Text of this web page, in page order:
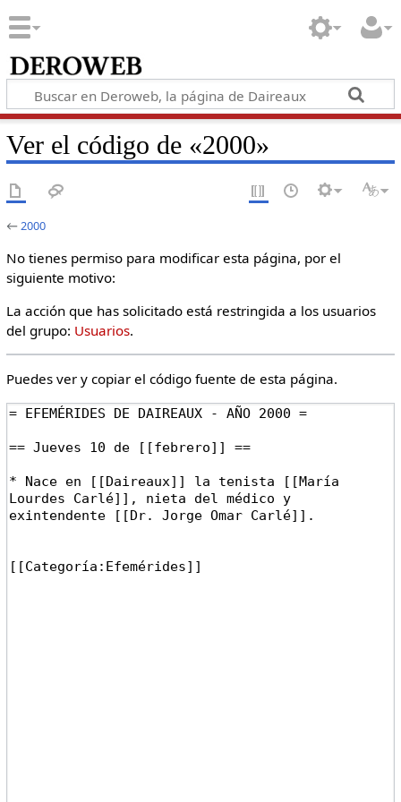
Ver el código de «2000»
←2000
No tienes permiso para modificar esta página, por el
siguiente motivo:
La acción que has solicitado está restringida a los usuarios
del grupo: Usuarios.
Puedes ver y copiar el código fuente de esta página.